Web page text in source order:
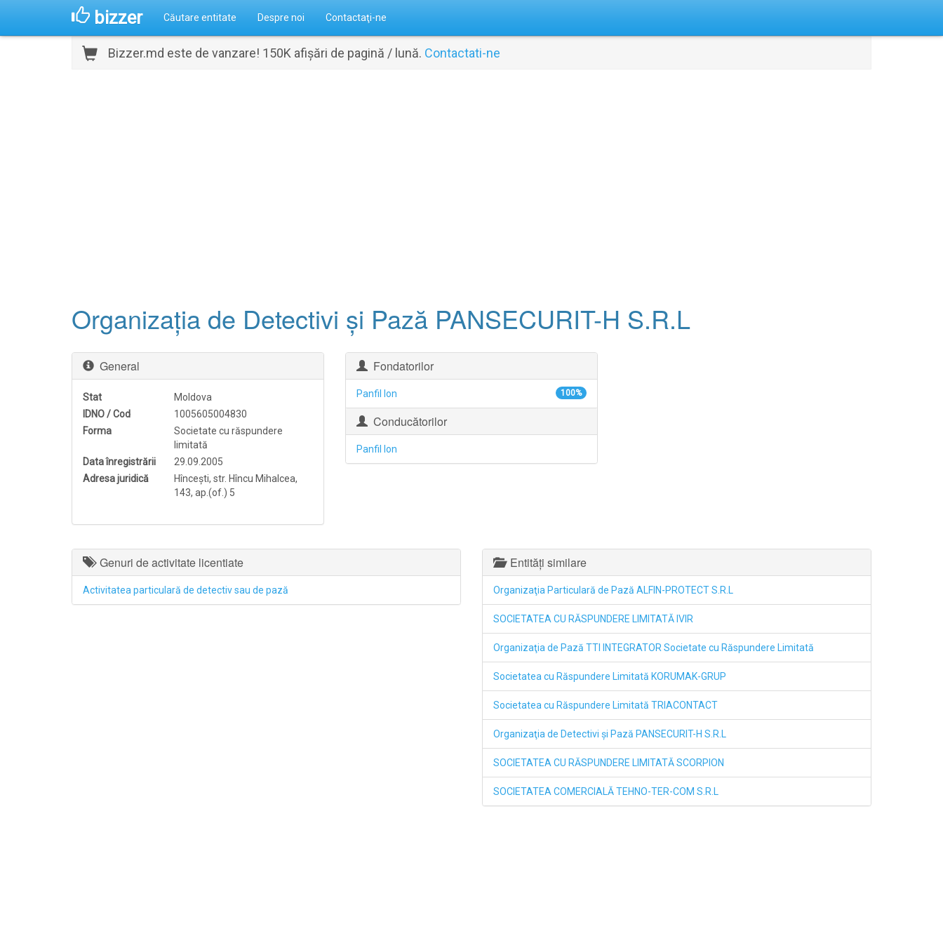
bizzer Căutare entitate Despre noi Contactaţi-ne
Bizzer.md este de vanzare! 150K afișări de pagină / lună. Contactati-ne
Organizaţia de Detectivi şi Pază PANSECURIT-H S.R.L
General
Stat
Moldova
IDNO / Cod
1005605004830
Forma
Societate cu răspundere
limitată
Data înregistrării
29.09.2005
Adresa juridică
Hînceşti, str. Hîncu Mihalcea,
143, ap.(of.) 5
Fondatorilor
Panfil Ion 100%
Conducătorilor
Panfil Ion
Genuri de activitate licentiate
Activitatea particulară de detectiv sau de pază
Entități similare
Organizaţia Particulară de Pază ALFIN-PROTECT S.R.L
SOCIETATEA CU RĂSPUNDERE LIMITATĂ IVIR
Organizaţia de Pază TTI INTEGRATOR Societate cu Răspundere Limitată
Societatea cu Răspundere Limitată KORUMAK-GRUP
Societatea cu Răspundere Limitată TRIACONTACT
Organizaţia de Detectivi şi Pază PANSECURIT-H S.R.L
SOCIETATEA CU RĂSPUNDERE LIMITATĂ SCORPION
SOCIETATEA COMERCIALĂ TEHNO-TER-COM S.R.L